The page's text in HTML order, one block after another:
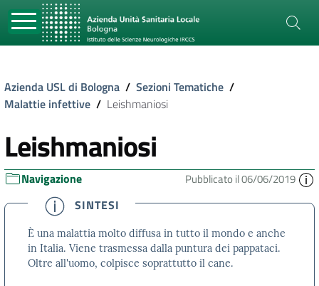
Azienda USL di Bologna / Sezioni Tematiche /
Malattie infettive / Leishmaniosi
Leishmaniosi
Navigazione Pubblicato il 06/06/2019
SINTESI
È una malattia molto diffusa in tutto il mondo e anche
in Italia. Viene trasmessa dalla puntura dei pappataci.
Oltre all'uomo, colpisce soprattutto il cane.